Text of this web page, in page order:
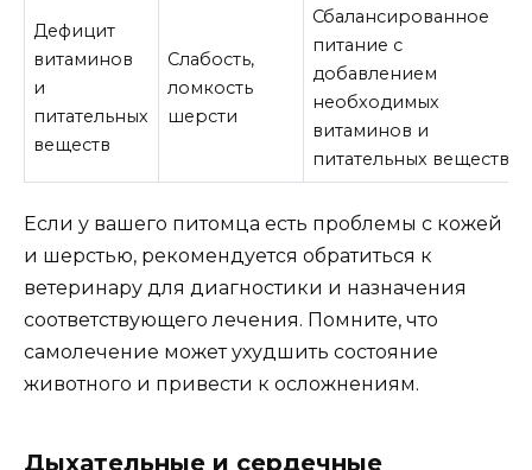
Дефицит
витаминов
и
питательных
веществ
Слабость,
ломкость
шерсти
Сбалансированное
питание с
добавлением
необходимых
витаминов и
питательных веществ
Если у вашего питомца есть проблемы с кожей
и шерстью, рекомендуется обратиться к
ветеринару для диагностики и назначения
соответствующего лечения. Помните, что
самолечение может ухудшить состояние
животного и привести к осложнениям.
Дыхательные и сердечные